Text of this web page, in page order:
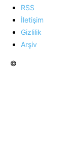
RSS
İletişim
Gizlilik
Arşiv
©